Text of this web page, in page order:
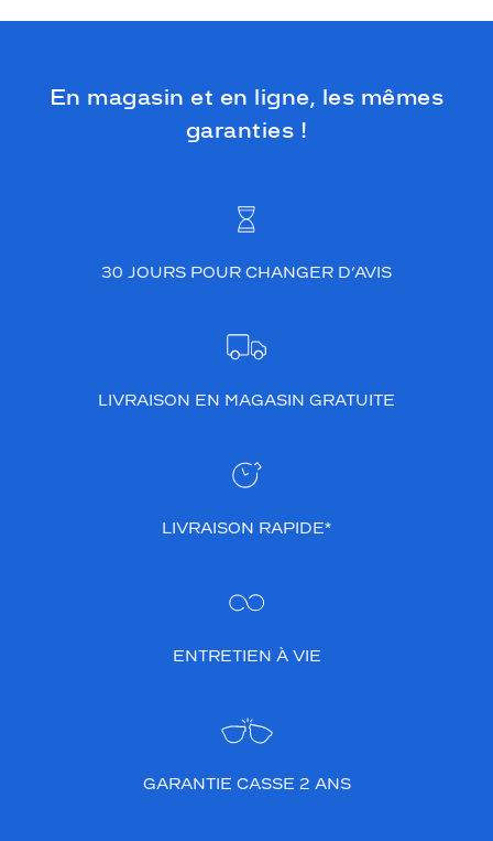
En magasin et en ligne, les mêmes
garanties !
30 JOURS POUR CHANGER D’AVIS
LIVRAISON EN MAGASIN GRATUITE
LIVRAISON RAPIDE*
ENTRETIEN À VIE
GARANTIE CASSE 2 ANS